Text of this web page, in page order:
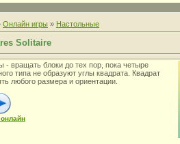
Онлайн игры » Настольные
Solitaire
- вращать блоки до тех пор, пока четыре
типа не образуют углы квадрата. Квадрат
любого размера и ориентации.